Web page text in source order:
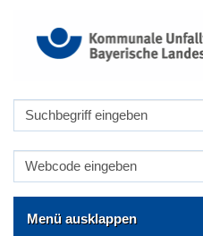
Menü ausklappen